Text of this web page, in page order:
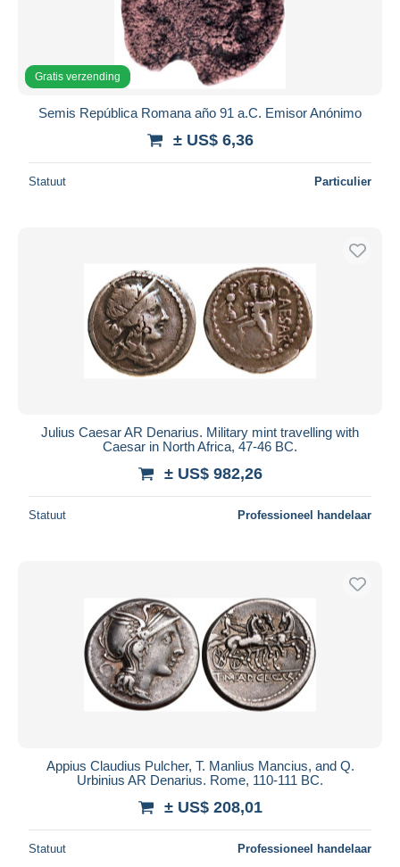
Gratis verzending
Semis República Romana año 91 a.C. Emisor Anónimo
± US$ 6,36
Statuut Particulier
Julius Caesar AR Denarius. Military mint travelling with
Caesar in North Africa, 47-46 BC.
± US$ 982,26
Statuut Professioneel handelaar
Appius Claudius Pulcher, T. Manlius Mancius, and Q.
Urbinius AR Denarius. Rome, 110-111 BC.
± US$ 208,01
Statuut Professioneel handelaar